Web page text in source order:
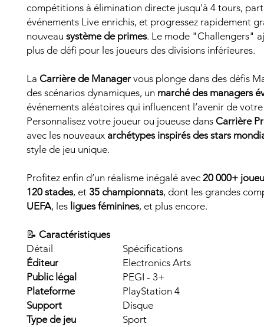
compétitions à élimination directe jusqu'à 4 tours,
événements Live enrichis, et progressez rapidement
nouveau système de primes. Le mode "Challengers"
plus de défi pour les joueurs des divisions inférieures.
La Carrière de Manager vous plonge dans des défis
des scénarios dynamiques, un marché des managers
événements aléatoires qui influencent l’avenir de
Personnalisez votre joueur ou joueuse dans Carrière
avec les nouveaux archétypes inspirés des stars
style de jeu unique.
Profitez enfin d’un réalisme inégalé avec 20 000+
120 stades, et 35 championnats, dont les grandes
UEFA, les ligues féminines, et plus encore.
📝 Caractéristiques
Détail
Spécifications
Éditeur
Electronics Arts
Public légal
PEGI - 3+
Plateforme
PlayStation 4
Support
Disque
Type de jeu
Sport